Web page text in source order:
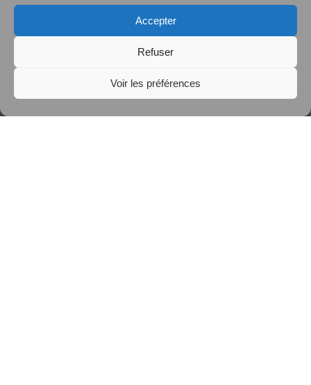
Accepter
Refuser
Voir les préférences
LES INFOS IMPORTANTES DANS VOTRE
infos-de-juin-2026-st-jo-riantec